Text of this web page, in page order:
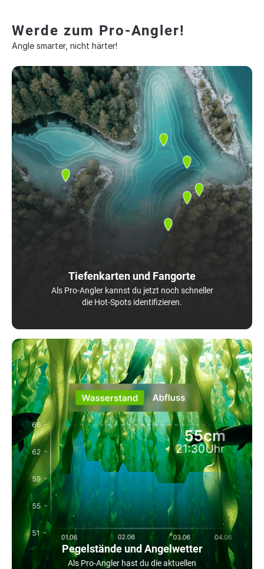
Werde zum Pro-Angler!
Angle smarter, nicht härter!
Tiefenkarten und Fangorte
Als Pro-Angler kannst du jetzt noch schneller
die Hot-Spots identifizieren.
Pegelstände und Angelwetter
Als Pro-Angler hast du die aktuellen